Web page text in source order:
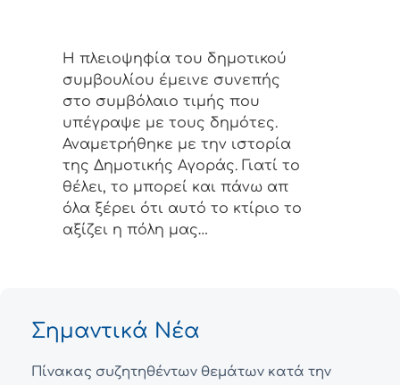
Η πλειοψηφία του δημοτικού
συμβουλίου έμεινε συνεπής
στο συμβόλαιο τιμής που
υπέγραψε με τους δημότες.
Αναμετρήθηκε με την ιστορία
της Δημοτικής Αγοράς. Γιατί το
θέλει, το μπορεί και πάνω απ
όλα ξέρει ότι αυτό το κτίριο το
αξίζει η πόλη μας…
Σημαντικά Νέα
Πίνακας συζητηθέντων θεμάτων κατά την